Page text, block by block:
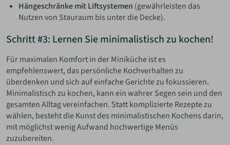
Hängeschränke mit Liftsystemen (gewährleisten das
Nutzen von Stauraum bis unter die Decke).
Schritt #3: Lernen Sie minimalistisch zu kochen!
Für maximalen Komfort in der Miniküche ist es
empfehlenswert, das persönliche Kochverhalten zu
überdenken und sich auf einfache Gerichte zu fokussieren.
Minimalistisch zu kochen, kann ein wahrer Segen sein und den
gesamten Alltag vereinfachen. Statt komplizierte Rezepte zu
wählen, besteht die Kunst des minimalistischen Kochens darin,
mit möglichst wenig Aufwand hochwertige Menüs
zuzubereiten.